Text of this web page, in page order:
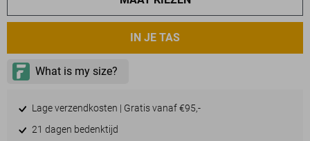
IN JE TAS
Lage verzendkosten | Gratis vanaf €95,-
21 dagen bedenktijd